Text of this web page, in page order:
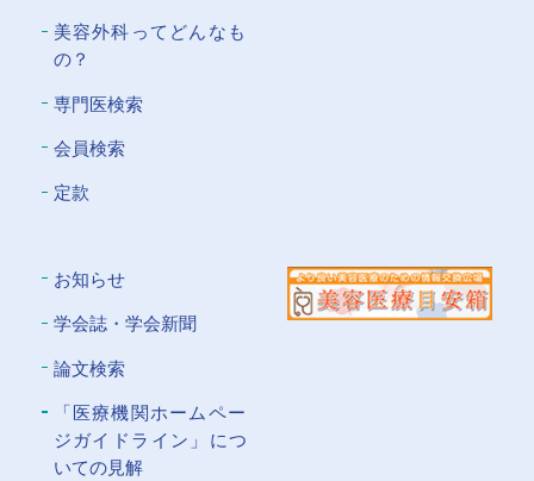
美容外科ってどんなも
の？
専門医検索
会員検索
定款
お知らせ
学会誌・学会新聞
論文検索
「医療機関ホームペー
ジガイドライン」につ
いての⾒解